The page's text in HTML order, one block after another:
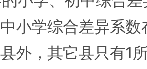
小学综合差异系
外，其它县只有1